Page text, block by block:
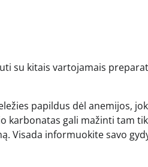
su kitais vartojamais
papildus dėl anemijos,
karbonatas gali mažinti tam
Visada informuokite savo